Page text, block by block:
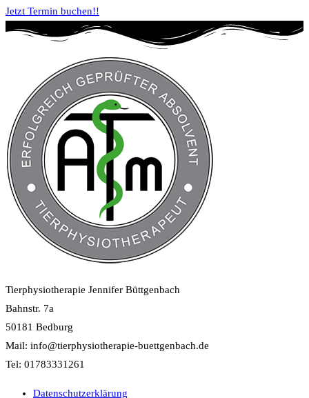
Jetzt Termin buchen!!
Tierphysiotherapie Jennifer Büttgenbach
Bahnstr. 7a
50181 Bedburg
Mail: info@tierphysiotherapie-buettgenbach.de
Tel: 01783331261
Datenschutzerklärung